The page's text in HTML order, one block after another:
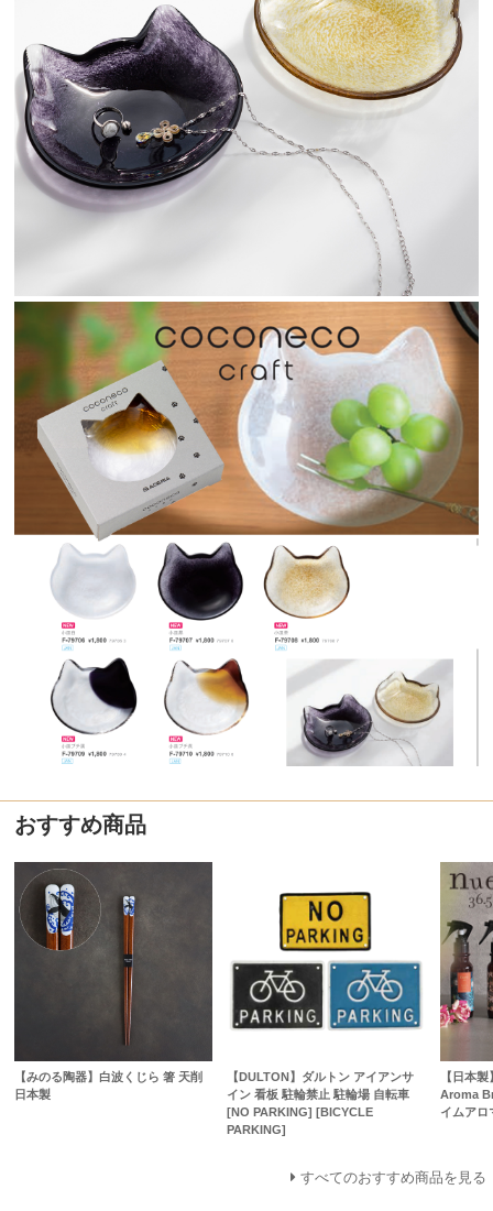
おすすめ商品
【みのる陶器】白波くじら 箸 天削
日本製
【DULTON】ダルトン アイアンサ
イン 看板 駐輪禁止 駐輪場 自転車
[NO PARKING] [BICYCLE
PARKING]
【日本
Aroma
イムアロ
すべてのおすすめ商品を見る